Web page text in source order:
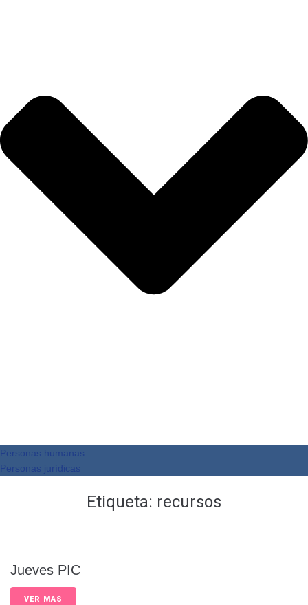
Personas humanas
Personas jurídicas
Etiqueta: recursos
Jueves PIC
VER MAS